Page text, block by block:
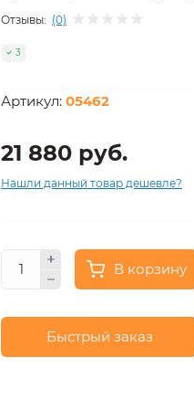
Отзывы: (0)
3
Артикул: 05462
21 880 руб.
Нашли данный товар дешевле?
В корзину
Быстрый заказ